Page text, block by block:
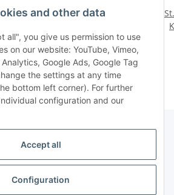
8 St CNMP 120412K
Inserts Wendeplatte
NOS neu unbenutzt
WP297-8
27,36 €*
9
and other data
all", you give us permission to use
on our website: YouTube, Vimeo,
Google Ads, Google Tag
the settings at any time
bottom left corner). For further
configuration and our
Accept all
Configuration